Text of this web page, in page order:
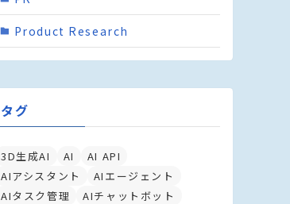
Product Research
タグ
3D生成AI AI
AI API
AIアシスタント
AIエージェント
AIタスク管理
AIチャットボット